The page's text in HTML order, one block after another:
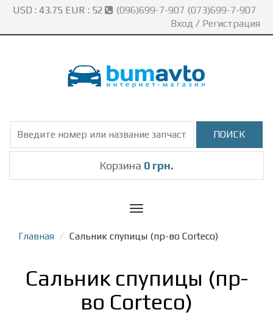
USD : 43.75 EUR : 52
(096)699-7-907 (073)699-7-907
Вход / Регистрация
Корзина 0 грн.
Toggle
Главная
Сальник спупицы (пр-во Corteco)
Сальник спупицы (пр-
во Corteco)